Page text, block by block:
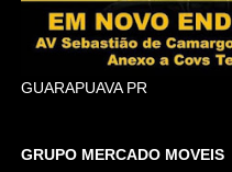
GUARAPUAVA PR
GRUPO MERCADO MOVEIS